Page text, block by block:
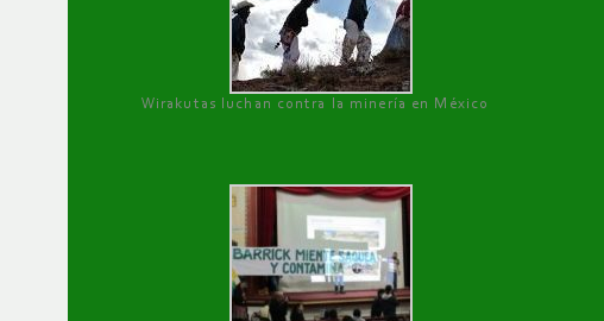
Wirakutas luchan contra la minería en México